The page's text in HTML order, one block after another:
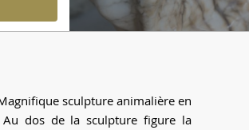
sculpture animalière en
dos de la sculpture figure la